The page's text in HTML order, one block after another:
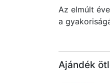
Az elmúlt
a
Ajándék